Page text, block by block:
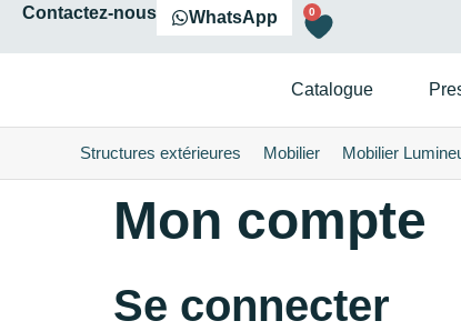
Contactez-nous WhatsApp 0
Catalogue
Structures extérieures Mobilier Mobilier
Mon compte
Se connecter